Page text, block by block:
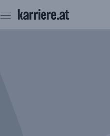
Seiteninhalt
springen